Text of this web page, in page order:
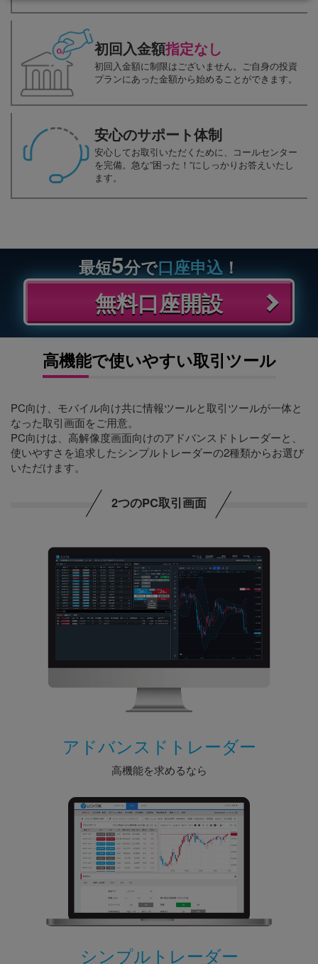
初回入金額指定なし
初回入金額に制限はございません。ご自身の投資
プランにあった金額から始めることができます。
安心のサポート体制
安心してお取引いただくために、コールセンター
を完備。急な”困った！”にしっかりお答えいたし
ます。
最短5分で口座申込！
無料口座開設
高機能で使いやすい取引ツール
PC向け、モバイル向け共に情報ツールと取引ツールが一体と
なった取引画面をご用意。
PC向けは、高解像度画面向けのアドバンスドトレーダーと、
使いやすさを追求したシンプルトレーダーの2種類からお選び
いただけます。
2つのPC取引画面
アドバンスドトレーダー
高機能を求めるなら
シンプルトレーダー